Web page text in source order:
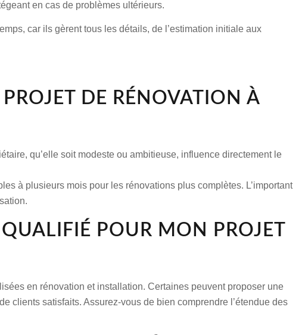
en cas de problèmes ultérieurs.
car ils gèrent tous les détails, de l’estimation initiale aux
DE RÉNOVATION À
qu’elle soit modeste ou ambitieuse, influence directement le
à plusieurs mois pour les rénovations plus complètes. L’important
POUR MON PROJET
en rénovation et installation. Certaines peuvent proposer une
clients satisfaits. Assurez-vous de bien comprendre l’étendue des